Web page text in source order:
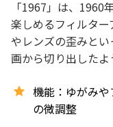
「1967」は、1960
楽しめるフィルタ
やレンズの歪みと
画から切り出したよ
機能：ゆがみ
の微調整